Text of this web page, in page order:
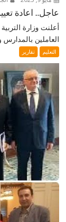
عاجل.. اعادة
أعلنت وزارة
العاملين بالمدارس
التعليم تقارير